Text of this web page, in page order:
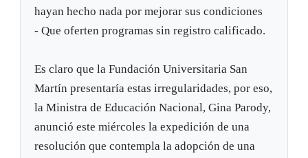
hayan hecho nada por mejorar sus condiciones
- Que oferten programas sin registro calificado.
Es claro que la Fundación Universitaria San
Martín presentaría estas irregularidades, por eso,
la Ministra de Educación Nacional, Gina Parody,
anunció este miércoles la expedición de una
resolución que contempla la adopción de una